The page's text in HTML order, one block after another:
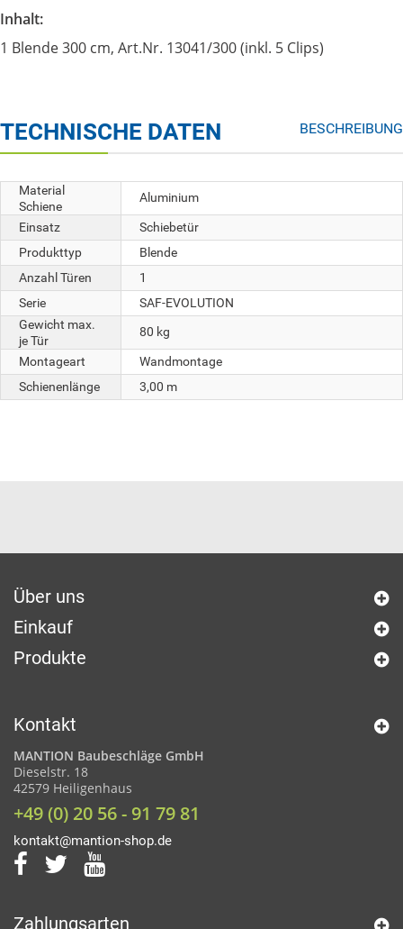
Inhalt:
1 Blende 300 cm, Art.Nr. 13041/300 (inkl. 5 Clips)
TECHNISCHE DATEN BESCHREIBUNG
Material
Schiene
Aluminium
Einsatz
Schiebetür
Produkttyp
Blende
Anzahl Türen
1
Serie
SAF-EVOLUTION
Gewicht max.
je Tür
80 kg
Montageart
Wandmontage
Schienenlänge
3,00 m
Über uns
Einkauf
Produkte
Kontakt
MANTION Baubeschläge GmbH
Dieselstr. 18
42579 Heiligenhaus
+49 (0) 20 56 - 91 79 81
kontakt@mantion-shop.de
Zahlungsarten